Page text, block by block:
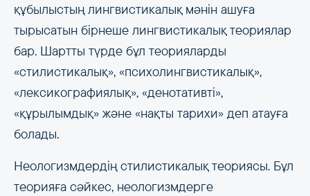
құбылыстың лингвистикалық мәнін ашуға
тырысатын бірнеше лингвистикалық теориялар
бар. Шартты түрде бұл теорияларды
«стилистикалық», «психолингвистикалық»,
«лексикографиялық», «денотативті»,
«құрылымдық» және «нақты тарихи» деп атауға
болады.
Неологизмдердің стилистикалық теориясы. Бұл
теорияға сәйкес, неологизмдерге